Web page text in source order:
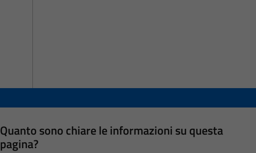
Quanto sono chiare le informazioni su questa
pagina?